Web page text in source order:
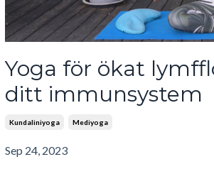
Yoga för ökat
ditt immunsystem
Kundaliniyoga Mediyoga
Sep 24, 2023